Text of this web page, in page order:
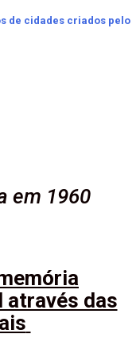
de cidades criados pelo
em 1960
das